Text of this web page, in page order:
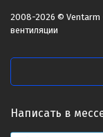
2008-2026 © Ventarm
вентиляции
Написать в